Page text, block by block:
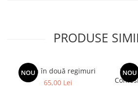
PRODUSE
NOU
Spion în două regimuri
65,00 Lei
NOU